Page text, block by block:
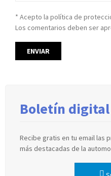
* Acepto la política de
Los comentarios deben ser
Boletín digital
Recibe gratis en tu email las
más destacadas de la